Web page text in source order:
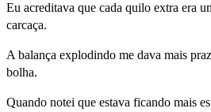
Eu acreditava que cada quilo extra era
carcaça.
A balança explodindo me dava mais
bolha.
Quando notei que estava ficando mais